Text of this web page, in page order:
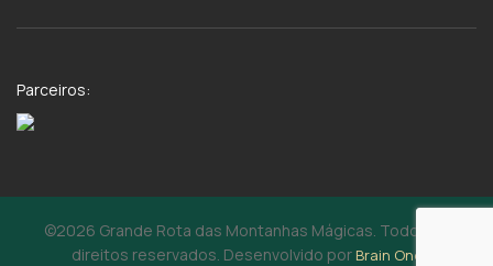
Parceiros:
©2026 Grande Rota das Montanhas Mágicas. Todos os
direitos reservados. Desenvolvido por Brain One